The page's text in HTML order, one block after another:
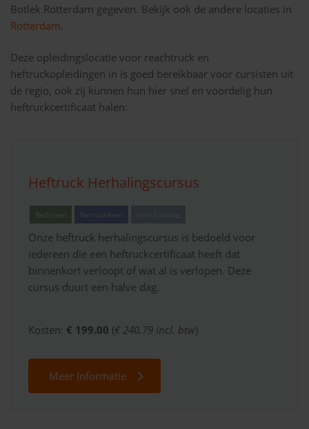
Botlek Rotterdam gegeven. Bekijk ook de andere locaties in
Rotterdam.
Deze opleidingslocatie voor reachtruck en
heftruckopleidingen in is goed bereikbaar voor cursisten uit
de regio, ook zij kunnen hun hier snel en voordelig hun
heftruckcertificaat halen:
Heftruck Herhalingscursus
Bedrijven Particulieren
Onze heftruck herhalingscursus is bedoeld voor
iedereen die een heftruckcertificaat heeft dat
binnenkort verloopt of wat al is verlopen. Deze
cursus duurt een halve dag.
Kosten: € 199.00 (€ 240.79 incl. btw)
Meer Informatie